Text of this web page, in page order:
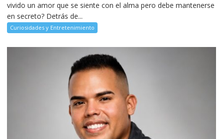
vivido un amor que se siente con el alma pero debe mantenerse
en secreto? Detrás de...
Curiosidades y Entretenimiento